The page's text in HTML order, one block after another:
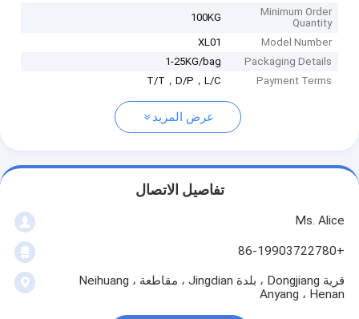
Minimum Order
Quantity
100KG
Model Number
XL01
Packaging Details
1-25KG/bag
Payment Terms
T/T，D/P，L/C
عرض المزيد
تفاصيل الاتصال
Ms. Alice
+86-19903722780
قرية Dongjiang ، بلدة Jingdian ، مقاطعة Neihuang ،
Anyang ، Henan